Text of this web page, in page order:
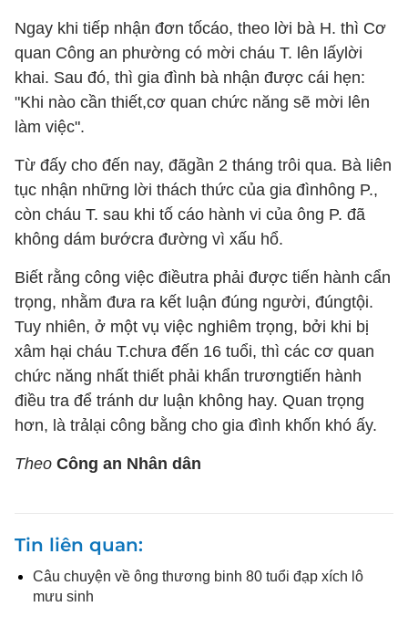
Ngay khi tiếp nhận đơn tốcáo, theo lời bà H. thì Cơ
quan Công an phường có mời cháu T. lên lấylời
khai. Sau đó, thì gia đình bà nhận được cái hẹn:
"Khi nào cần thiết,cơ quan chức năng sẽ mời lên
làm việc".
Từ đấy cho đến nay, đãgần 2 tháng trôi qua. Bà liên
tục nhận những lời thách thức của gia đìnhông P.,
còn cháu T. sau khi tố cáo hành vi của ông P. đã
không dám bướcra đường vì xấu hổ.
Biết rằng công việc điềutra phải được tiến hành cẩn
trọng, nhằm đưa ra kết luận đúng người, đúngtội.
Tuy nhiên, ở một vụ việc nghiêm trọng, bởi khi bị
xâm hại cháu T.chưa đến 16 tuổi, thì các cơ quan
chức năng nhất thiết phải khẩn trươngtiến hành
điều tra để tránh dư luận không hay. Quan trọng
hơn, là trảlại công bằng cho gia đình khốn khó ấy.
Theo Công an Nhân dân
Tin liên quan
Câu chuyện về ông thương binh 80 tuổi đạp xích lô
mưu sinh